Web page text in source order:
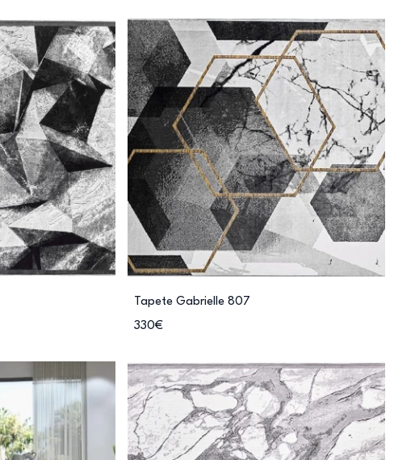
Tapete Gabrielle 807
330€